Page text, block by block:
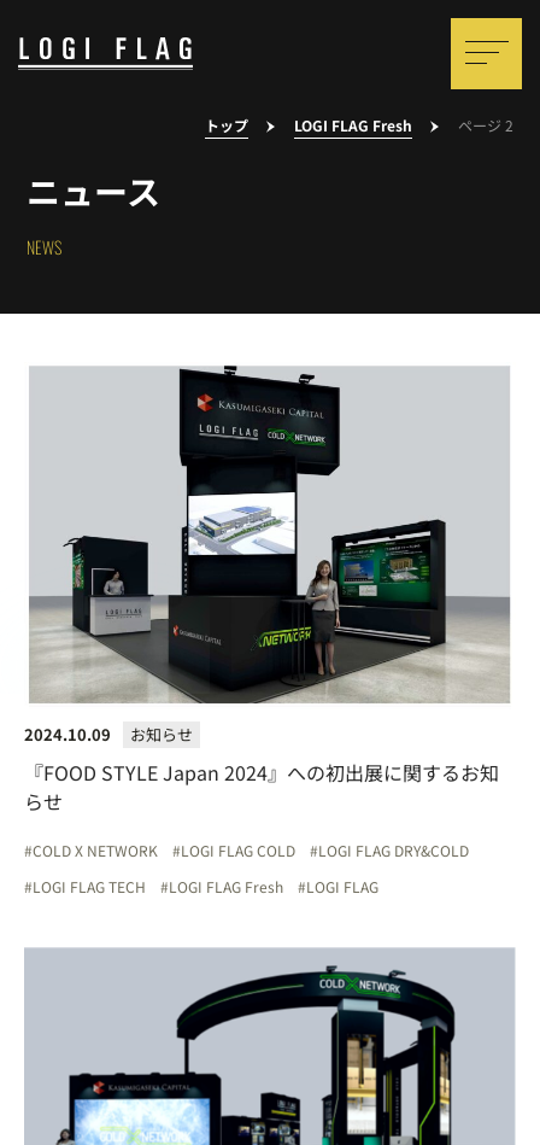
トップ LOGI FLAG Fresh ページ 2
ニュース
NEWS
2024.10.09 お知らせ
『FOOD STYLE Japan 2024』への初出展に関するお知
らせ
COLD X NETWORK LOGI FLAG COLD
LOGI FLAG DRY&COLD
LOGI FLAG TECH
LOGI FLAG Fresh LOGI FLAG